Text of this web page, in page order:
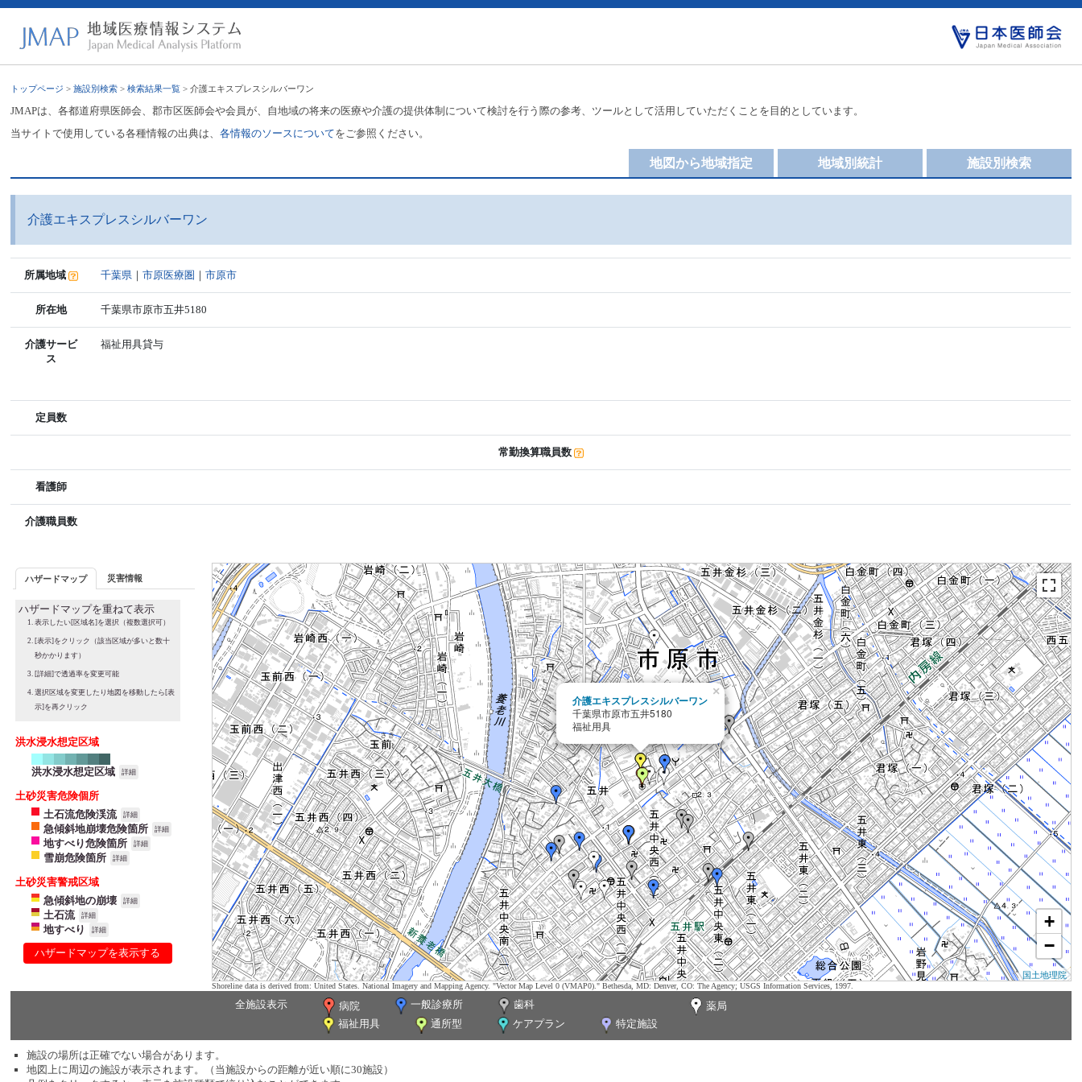
トップページ >施設別検索 >検索結果一覧 > 介護エキスプレスシルバーワン
JMAPは、各都道府県医師会、郡市区医師会や会員が、自地域の将来の医療や介護の提供体制について検討を行う際の参考、ツールとして活用していただくことを目的としています。
当サイトで使用している各種情報の出典は、各情報のソースについてをご参照ください。
施設別検索
地域別統計
地図から地域指定
介護エキスプレスシルバーワン
所属地域 千葉県 ｜市原医療圏 ｜市原市
所在地 千葉県市原市五井5180
介護サービ
ス
福祉用具貸与
定員数
常勤換算職員数
看護師
介護職員数
ハザードマップ 災害情報
ハザードマップを重ねて表示
表示したい[区域名]を選択（複数選択可）
[表示]をクリック（該当区域が多いと数十
秒かかります）
[詳細]で透過率を変更可能
選択区域を変更したり地図を移動したら[表
示]を再クリック
洪水浸水想定区域
洪水浸水想定区域 詳細
土砂災害危険個所
土石流危険渓流
詳細
急傾斜地崩壊危険箇所 詳細
地すべり危険箇所 詳細
雪崩危険箇所 詳細
土砂災害警戒区域
急傾斜地の崩壊
詳細
土石流 詳細
地すべり 詳細
ハザードマップを表示する
介護エキスプレスシルバーワン
千葉県市原市五井5180
福祉用具
×
+
−
国土地理院
Shoreline data is derived from: United States. National Imagery and Mapping Agency. "Vector Map Level 0 (VMAP0)." Bethesda, MD: Denver, CO: The Agency; USGS Information Services, 1997.
全施設表示 病院 一般診療所 歯科
薬局
福祉用具
通所型 ケアプラン 特定施設
施設の場所は正確でない場合があります。
地図上に周辺の施設が表示されます。（当施設からの距離が近い順に30施設）